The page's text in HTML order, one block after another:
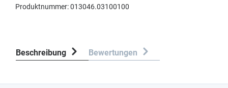
Produktnummer:013046.03100100
Beschreibung Bewertungen